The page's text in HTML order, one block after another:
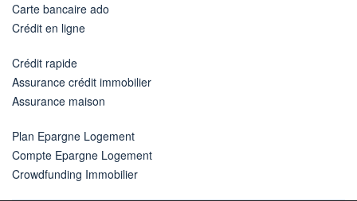
Carte bancaire ado
Crédit en ligne
Crédit rapide
Assurance crédit immobilier
Assurance maison
Plan Epargne Logement
Compte Epargne Logement
Crowdfunding Immobilier